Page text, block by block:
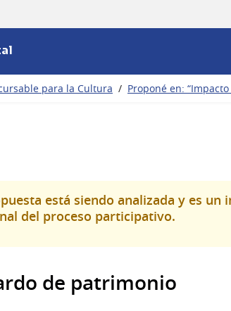
para la Cultura / Proponé en:
está siendo analizada y es un
del proceso participativo.
de patrimonio